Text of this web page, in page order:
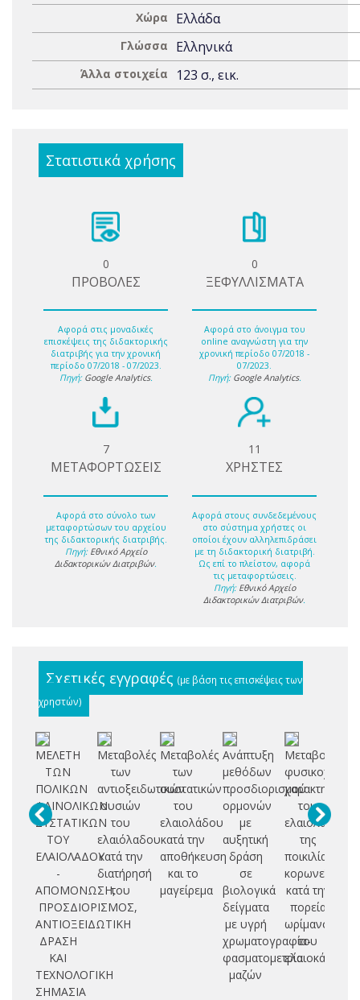
Χώρα Ελλάδα
Γλώσσα Ελληνικά
Άλλα στοιχεία 123 σ., εικ.
Στατιστικά χρήσης
0
ΠΡΟΒΟΛΕΣ
Αφορά στις μοναδικές
επισκέψεις της διδακτορικής
διατριβής για την χρονική
περίοδο 07/2018 - 07/2023.
Πηγή: Google Analytics.
0
ΞΕΦΥΛΛΙΣΜΑΤΑ
Αφορά στο άνοιγμα του
online αναγνώστη για την
χρονική περίοδο 07/2018 -
07/2023.
Πηγή: Google Analytics.
7
ΜΕΤΑΦΟΡΤΩΣΕΙΣ
Αφορά στο σύνολο των
μεταφορτώσων του αρχείου
της διδακτορικής διατριβής.
Πηγή: Εθνικό Αρχείο
Διδακτορικών Διατριβών.
11
ΧΡΗΣΤΕΣ
Αφορά στους συνδεδεμένους
στο σύστημα χρήστες οι
οποίοι έχουν αλληλεπιδράσει
με τη διδακτορική διατριβή.
Ως επί το πλείστον, αφορά
τις μεταφορτώσεις.
Πηγή: Εθνικό Αρχείο
Διδακτορικών Διατριβών.
Σχετικές εγγραφές (με βάση τις επισκέψεις των
χρηστών)
ΜΕΛΕΤΗ
ΤΩΝ
ΠΟΛΙΚΩΝ
ΦΑΙΝΟΛΙΚΩΝ
ΣΥΣΤΑΤΙΚΩΝ
ΤΟΥ
ΕΛΑΙΟΛΑΔΟΥ
-
ΑΠΟΜΟΝΩΣΗ,
ΠΡΟΣΔΙΟΡΙΣΜΟΣ,
ΑΝΤΙΟΞΕΙΔΩΤΙΚΗ
ΔΡΑΣΗ
ΚΑΙ
ΤΕΧΝΟΛΟΓΙΚΗ
ΣΗΜΑΣΙΑ
Μεταβολές
των
αντιοξειδωτικών
ουσιών
του
ελαιόλαδου
κατά την
διατήρησή
του
Μεταβολές
των
συστατικών
του
ελαιολάδου
κατά την
αποθήκευση
και το
μαγείρεμα
Ανάπτυξη
μεθόδων
προσδιορισμού
ορμονών
με
αυξητική
δράση
σε
βιολογικά
δείγματα
με υγρή
χρωματογραφία-
φασματομετρία
μαζών
Μεταβολές
του
ελαιόλαδου
της
ποικιλίας
κορωνεϊκης
κατά την
πορεία
ωρίμανσης
του
ελαιοκάρπου